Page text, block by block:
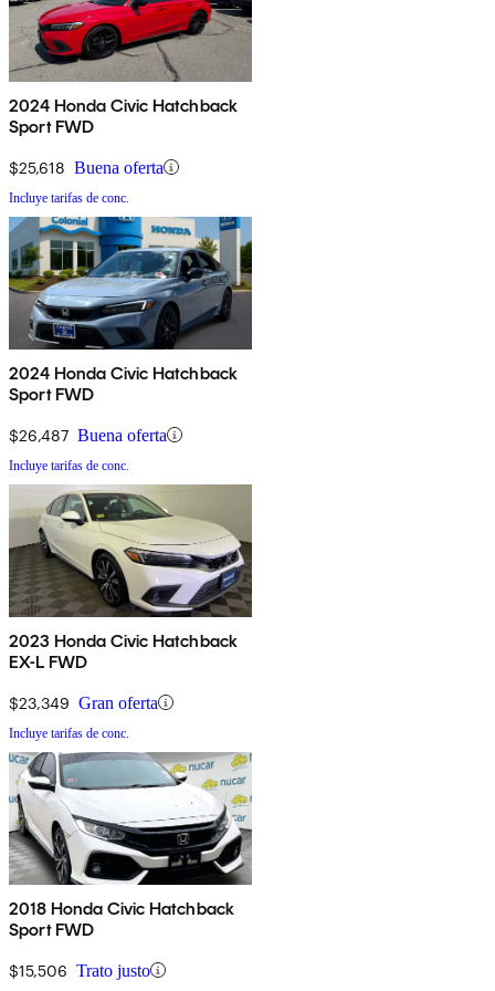
2024 Honda Civic Hatchback
Sport FWD
$25,618 Buena oferta
Incluye tarifas de conc.
2024 Honda Civic Hatchback
Sport FWD
$26,487 Buena oferta
Incluye tarifas de conc.
2023 Honda Civic Hatchback
EX-L FWD
$23,349 Gran oferta
Incluye tarifas de conc.
2018 Honda Civic Hatchback
Sport FWD
$15,506 Trato justo